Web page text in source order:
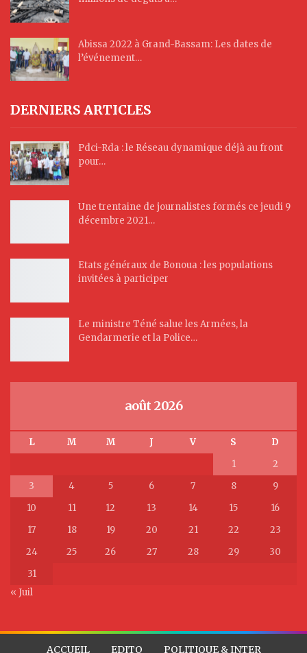
Abissa 2022 à Grand-Bassam: Les dates de
l’événement…
DERNIERS ARTICLES
Pdci-Rda : le Réseau dynamique déjà au front
pour…
Une trentaine de journalistes formés ce jeudi 9
décembre 2021…
Etats généraux de Bonoua : les populations
invitées à participer
Le ministre Téné salue les Armées, la
Gendarmerie et la Police…
août 2026
L M M J V S
D
1
2
3
4 5 6 7 8
9
10
11 12 13 14 15
16
17
18 19 20 21 22
23
24
25 26 27 28 29
30
31
« Juil
ACCUEIL EDITO POLITIQUE & INTER